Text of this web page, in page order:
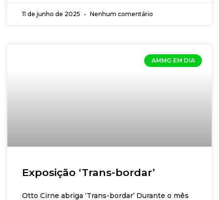
recomendada pela organização Mundial de Saúde
11 de junho de 2025 Nenhum comentário
AMMG EM DIA
Exposição ‘Trans-bordar’
Otto Cirne abriga ‘Trans-bordar’ Durante o mês